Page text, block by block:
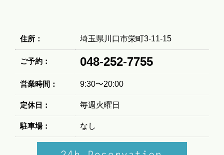
住所： 埼玉県川口市栄町3-11-15
ご予約： 048-252-7755
営業時間： 9:30〜20:00
定休日： 毎週火曜日
駐車場： なし